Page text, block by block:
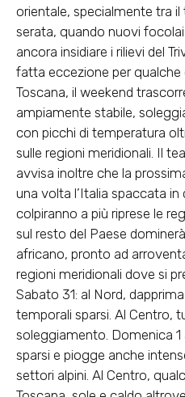
orientale, specialmente tra
serata, quando nuovi
ancora insidiare i rilievi del
fatta eccezione per qualche
Toscana, il weekend
ampiamente stabile,
con picchi di temperatura
sulle regioni meridionali. Il
avvisa inoltre che la
una volta l’Italia spaccata
colpiranno a più riprese le
sul resto del Paese
africano, pronto ad
regioni meridionali dove si
Sabato 31: al Nord,
temporali sparsi. Al Centro,
soleggiamento. Domenica
sparsi e piogge anche
settori alpini. Al Centro,